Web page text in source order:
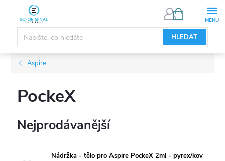
obsah
HLEDAT
NÁKUPNÍ
Aspire
PockeX
Nejprodávanější
Nádržka - tělo pro Aspire PockeX 2ml - pyrex/kov